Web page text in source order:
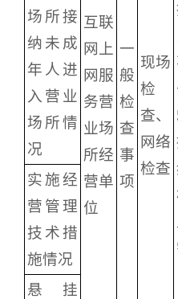
互联
网上
网服
务营
业场
所经
营单
位
一
般
检
查
事
项
现场
检
查、
网络
检查
场所接
纳未成
年人进
入营业
场所情
况
实施经
营管理
技术措
施情况
悬挂